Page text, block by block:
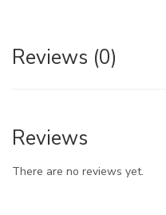
Reviews (0)
Reviews
There are no reviews yet.